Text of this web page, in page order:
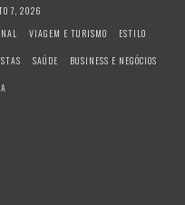
7, 2026
VIAGEM E TURISMO
ESTILO
SAÚDE
BUSINESS E NEGÓCIOS